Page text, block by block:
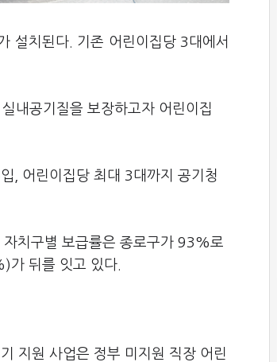
설치된다. 기존 어린이집당 3대에서
내공기질을 보장하고자 어린이집
, 어린이집당 최대 3대까지 공기청
치구별 보급률은 종로구가 93%로
가 뒤를 잇고 있다.
지원 사업은 정부 미지원 직장 어린